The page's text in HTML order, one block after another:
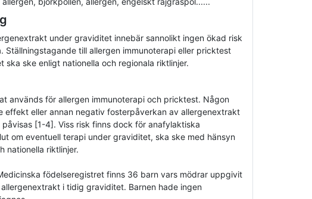
under graviditet innebär sannolikt ingen ökad risk
Ställningstagande till allergen immunoterapi eller pricktest
ska ske enligt nationella och regionala riktlinjer.
används för allergen immunoterapi och pricktest. Någon
effekt eller annan negativ fosterpåverkan av allergenextrakt
påvisas [1-4]. Viss risk finns dock för anafylaktiska
om eventuell terapi under graviditet, ska ske med hänsyn
nationella riktlinjer.
födelseregistret finns 36 barn vars mödrar uppgivit
i tidig graviditet. Barnen hade ingen